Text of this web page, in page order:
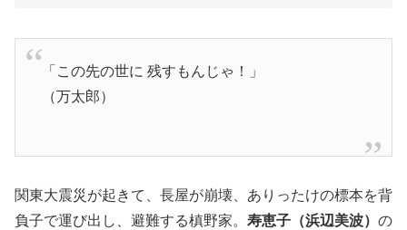
「この先の世に 残すもんじゃ！」
（万太郎）
関東大震災が起きて、長屋が崩壊、ありったけの標本を背
負子で運び出し、避難する槙野家。 寿恵子（浜辺美波） の